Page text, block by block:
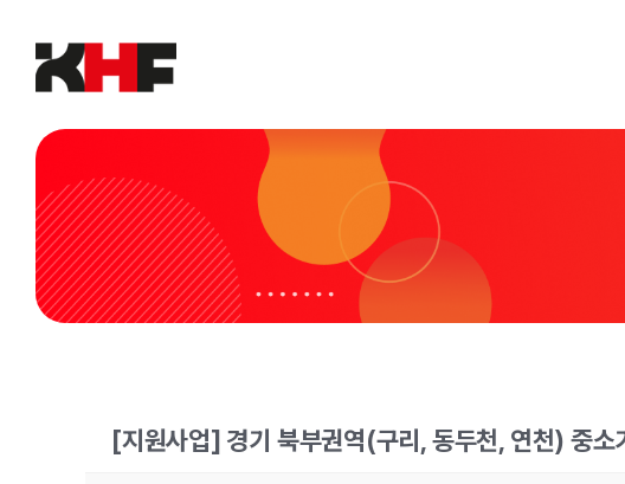
content
[지원사업] 경기 북부권역(구리, 동두천, 연천) 중